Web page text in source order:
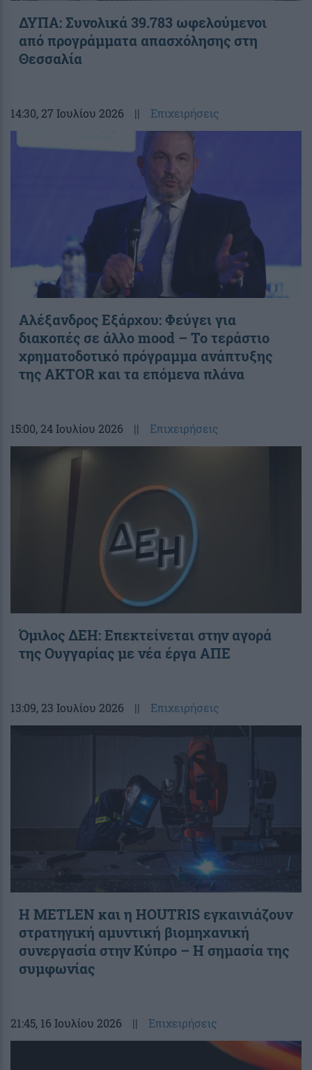
ΔΥΠΑ: Συνολικά 39.783 ωφελούμενοι
από προγράμματα απασχόλησης στη
Θεσσαλία
14:30, 27 Ιουλίου 2026 || Επιχειρήσεις
Αλέξανδρος Εξάρχου: Φεύγει για
διακοπές σε άλλο mood – Το τεράστιο
χρηματοδοτικό πρόγραμμα ανάπτυξης
της AKTOR και τα επόμενα πλάνα
15:00, 24 Ιουλίου 2026 || Επιχειρήσεις
Όμιλος ΔΕΗ: Επεκτείνεται στην αγορά
της Ουγγαρίας με νέα έργα ΑΠΕ
13:09, 23 Ιουλίου 2026 || Επιχειρήσεις
Η METLEN και η HOUTRIS εγκαινιάζουν
στρατηγική αμυντική βιομηχανική
συνεργασία στην Κύπρο – Η σημασία της
συμφωνίας
21:45, 16 Ιουλίου 2026 || Επιχειρήσεις